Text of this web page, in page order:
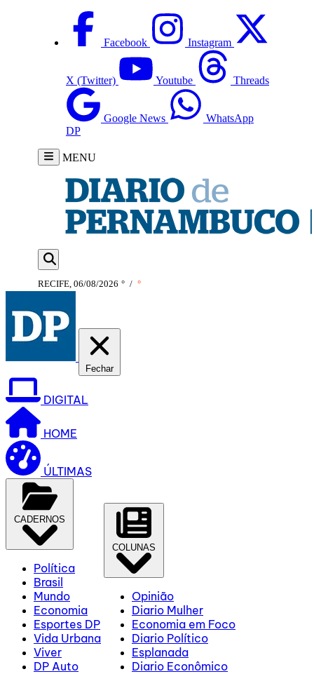
Facebook Instagram
X (Twitter) Youtube Threads
Google News
WhatsApp
DP
MENU
RECIFE, 06/08/2026 ° / °
Fechar
DIGITAL
HOME
ÚLTIMAS
CADERNOS
Política
Brasil
Mundo
Economia
Esportes DP
Vida Urbana
Viver
DP Auto
COLUNAS
Opinião
Diario Mulher
Economia em Foco
Diario Político
Esplanada
Diario Econômico